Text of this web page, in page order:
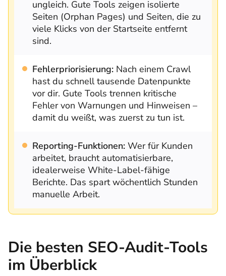
ungleich. Gute Tools zeigen isolierte
Seiten (Orphan Pages) und Seiten, die zu
viele Klicks von der Startseite entfernt
sind.
Fehlerpriorisierung: Nach einem Crawl
hast du schnell tausende Datenpunkte
vor dir. Gute Tools trennen kritische
Fehler von Warnungen und Hinweisen –
damit du weißt, was zuerst zu tun ist.
Reporting-Funktionen: Wer für Kunden
arbeitet, braucht automatisierbare,
idealerweise White-Label-fähige
Berichte. Das spart wöchentlich Stunden
manuelle Arbeit.
Die besten SEO-Audit-Tools
im Überblick